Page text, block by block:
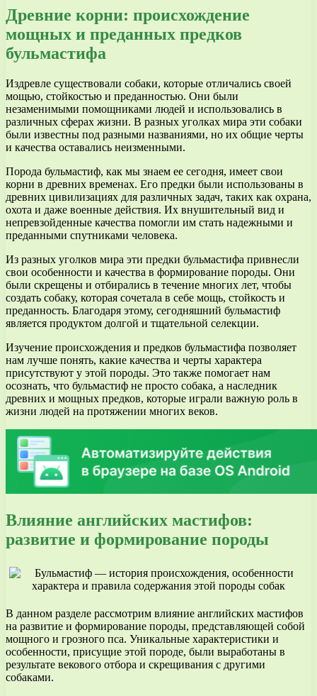
Древние корни: происхождение
мощных и преданных предков
бульмастифа
Издревле существовали собаки, которые отличались своей
мощью, стойкостью и преданностью. Они были
незаменимыми помощниками людей и использовались в
различных сферах жизни. В разных уголках мира эти собаки
были известны под разными названиями, но их общие черты
и качества оставались неизменными.
Порода бульмастиф, как мы знаем ее сегодня, имеет свои
корни в древних временах. Его предки были использованы в
древних цивилизациях для различных задач, таких как охрана,
охота и даже военные действия. Их внушительный вид и
непревзойденные качества помогли им стать надежными и
преданными спутниками человека.
Из разных уголков мира эти предки бульмастифа привнесли
свои особенности и качества в формирование породы. Они
были скрещены и отбирались в течение многих лет, чтобы
создать собаку, которая сочетала в себе мощь, стойкость и
преданность. Благодаря этому, сегодняшний бульмастиф
является продуктом долгой и тщательной селекции.
Изучение происхождения и предков бульмастифа позволяет
нам лучше понять, какие качества и черты характера
присутствуют у этой породы. Это также помогает нам
осознать, что бульмастиф не просто собака, а наследник
древних и мощных предков, которые играли важную роль в
жизни людей на протяжении многих веков.
Влияние английских мастифов:
развитие и формирование породы
В данном разделе рассмотрим влияние английских мастифов
на развитие и формирование породы, представляющей собой
мощного и грозного пса. Уникальные характеристики и
особенности, присущие этой породе, были выработаны в
результате векового отбора и скрещивания с другими
собаками.